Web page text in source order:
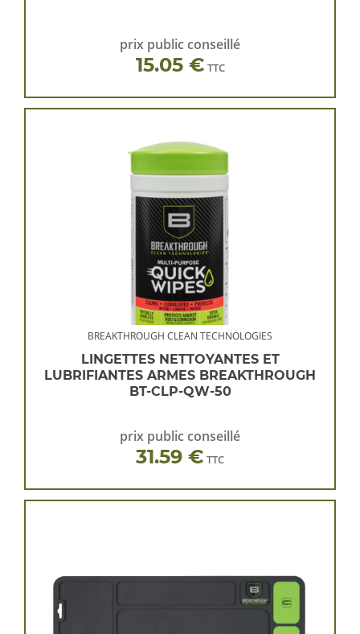
prix public conseillé
15.05 € TTC
BREAKTHROUGH CLEAN TECHNOLOGIES
LINGETTES NETTOYANTES ET
LUBRIFIANTES ARMES BREAKTHROUGH
BT-CLP-QW-50
prix public conseillé
31.59 € TTC